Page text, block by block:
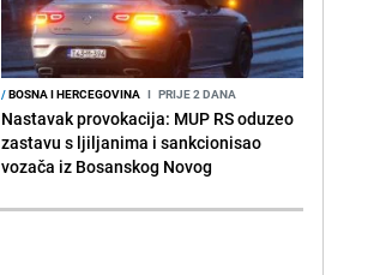
/BOSNA I HERCEGOVINA I PRIJE 2 DANA
Nastavak provokacija: MUP RS oduzeo
zastavu s ljiljanima i sankcionisao
vozača iz Bosanskog Novog